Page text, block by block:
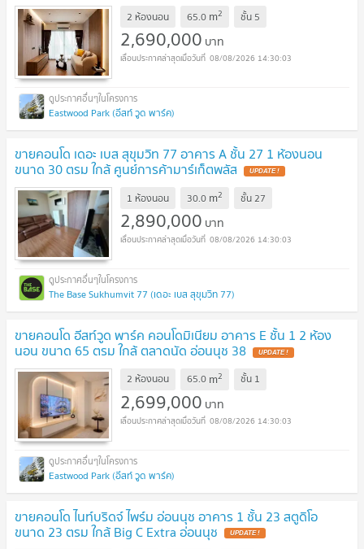
2 ห้องนอน 65.0 m2 ชั้น 5
2,690,000 บาท
08/08/2026 14:30:03
Eastwood Park (อีสท์ วูด พาร์ค)
ขายคอนโด เดอะ เบส สุขุมวิท 77 อาคาร A ชั้น 27 1 ห้องนอน
ขนาด 30 ตรม ใกล้ ศูนย์การค้ามาร์เก็ตพลัส UPDATE !
1 ห้องนอน 30.0 m2 ชั้น27
2,890,000 บาท
08/08/2026 14:30:03
The Base Sukhumvit 77 (เดอะ เบส สุขุมวิท 77)
ขายคอนโด อีสท์วูด พาร์ค คอนโดมิเนียม อาคาร E ชั้น 1 2 ห้อง
นอน ขนาด 65 ตรม ใกล้ ตลาดนัด อ่อนนุช 38 UPDATE !
2 ห้องนอน 65.0 m2 ชั้น 1
2,699,000 บาท
08/08/2026 14:30:03
Eastwood Park (อีสท์ วูด พาร์ค)
ขายคอนโด ไนท์บริดจ์ ไพร์ม อ่อนนุช อาคาร 1 ชั้น 23 สตูดิโอ
ขนาด 23 ตรม ใกล้ Big C Extra อ่อนนุช UPDATE !